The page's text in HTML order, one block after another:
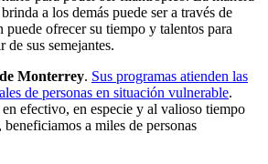
a los demás puede ser a través de
puede ofrecer su tiempo y talentos para
de sus semejantes.
Monterrey. Sus programas atienden las
de personas en situación vulnerable.
efectivo, en especie y al valioso tiempo
a miles de personas